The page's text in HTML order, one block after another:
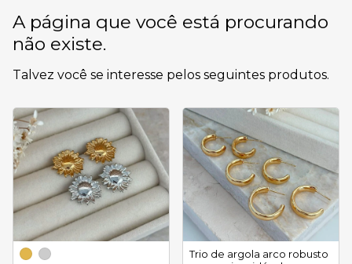
A página que você está procurando
não existe.
Talvez você se interesse pelos seguintes produtos.
Trio de argola arco robusto